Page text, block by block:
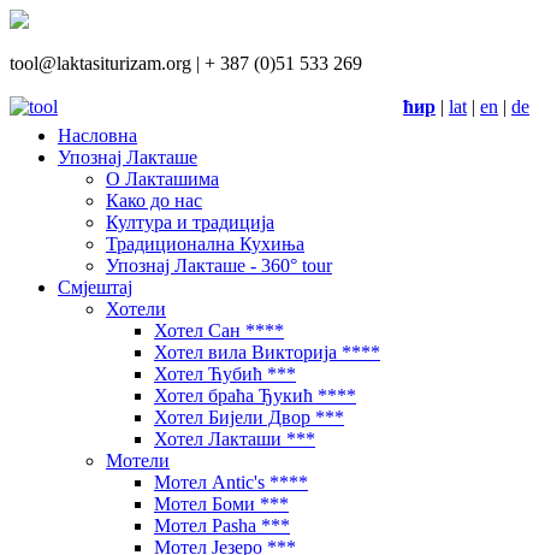
tool@laktasiturizam.org | + 387 (0)51 533 269
ћир | lat | en | de
Насловна
Упознај Лакташе
О Лакташима
Како до нас
Култура и традиција
Традиционална Кухиња
Упознај Лакташе - 360° tour
Смјештај
Хотели
Хотел Сан ****
Хотел вила Викторија ****
Хотел Ћубић ***
Хотел браћа Ђукић ****
Хотел Бијели Двор ***
Хотел Лакташи ***
Мотели
Мотел Antic's ****
Мотел Боми ***
Мотел Pasha ***
Мотел Језеро ***